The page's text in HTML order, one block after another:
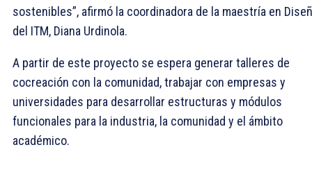
sostenibles”, afirmó la coordinadora de la maestría en
del ITM, Diana Urdinola.
A partir de este proyecto se espera generar talleres de
cocreación con la comunidad, trabajar con empresas y
universidades para desarrollar estructuras y módulos
funcionales para la industria, la comunidad y el ámbito
académico.